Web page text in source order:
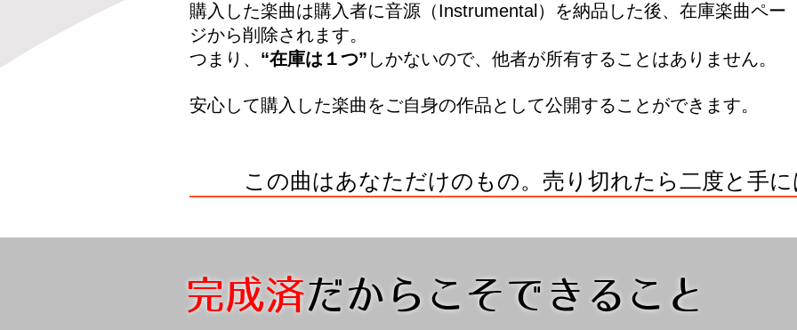
購入した楽曲は購入者に音源（Instrumental）を納品した後、 在庫楽曲ペー
ジから削除されます。
つまり、 ​“在庫は１つ” しかないので、他者が所有することはありません。
​安心して購入した楽曲をご自身の作品として公開することができます。
この曲はあなただけのもの。売り切れたら二度と手
完成済だからこそできること